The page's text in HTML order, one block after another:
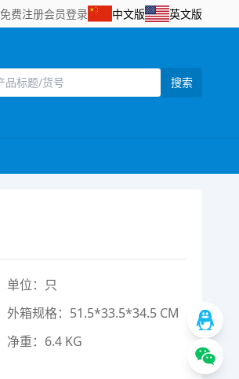
免费注册会员登录 中文版 英文版
搜索
单位：只
外箱规格：51.5*33.5*34.5 CM
净重：6.4 KG